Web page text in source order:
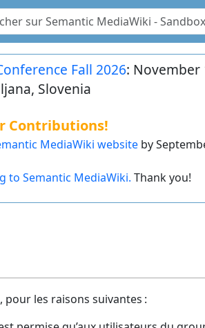
Fall 2026: November
Slovenia
Contributions!
MediaWiki websiteby
to Semantic MediaWiki. Thank you!
pour les raisons suivantes :